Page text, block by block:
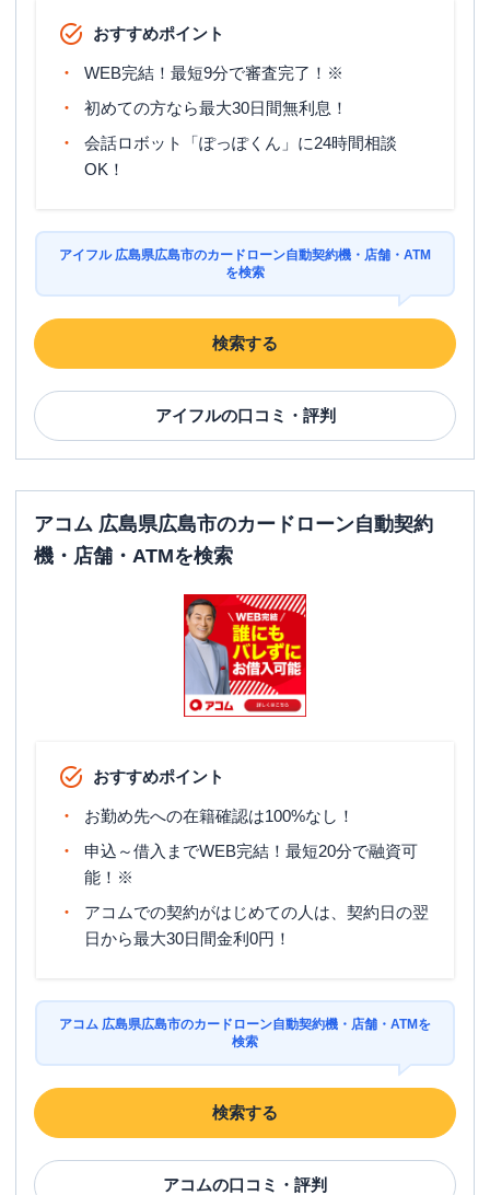
駐車場 〇
広島県広島市安佐南区西原4-33-41 第2森
下ビル1階
広島市西区
レイク 【2025/12/2閉店】横川駅前（自動契
約コーナー）
営業時間
平日：9:00-21:00
：9:00-19:00（祝日は21:00まで営業）
ATM営業時間
土曜：-
日祝 ：-
ATM ✕
住所
ミタキヤ横川ビル3階
レイク
【2026/6/2閉店】観音（自動契約コ
ーナー）
平日：9:00-21:00
土曜：9:00-21:00
ATM営業時間
平日：
日祝：-
ATM ✕
広島県広島市西区観音新町1丁目3番26号
おすすめポイント
WEB完結！最短9分で審査完了！※
初めての方なら最大30日間無利息！
会話ロボット「ぽっぽくん」に24時間相談
OK！
アイフル 広島県広島市のカードローン自動契約機・店舗・ATM
を検索
検索する
アイフルの口コミ・評判
アコム 広島県広島市のカードローン自動契約
機・店舗・ATMを検索
おすすめポイント
お勤め先への在籍確認は100%なし！
申込～借入までWEB完結！最短20分で融資可
能！※
アコムでの契約がはじめての人は、契約日の翌
日から最大30日間金利0円！
アコム 広島県広島市のカードローン自動契約機・店舗・ATMを
検索
検索する
アコムの口コミ・評判